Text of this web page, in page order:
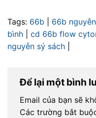
Tags: 66b
66b
bình
cd 66b flow
nguyễn sý sách
Để lại một bình
Email của bạn sẽ
Các trường bắt